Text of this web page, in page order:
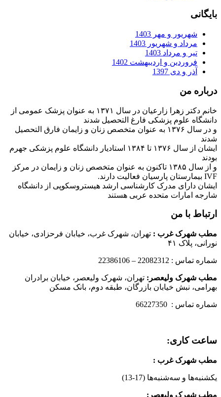
بایگانی
شهریور و مهر 1403
مرداد و شهریور 1403
تیر و مرداد 1403
فروردین و اردیبهشت 1402
آذر و دی 1397
درباره من
خانم دکتر زهرا زارعیان در سال ۱۳۷۱ به عنوان پزشک عمومی از
دانشگاه علوم پزشکی فارغ التحصیل شدند
و در سال ۱۳۷۶ به عنوان متخصص زنان و زایمان فارق التحصیل
شدند
ایشان از سال ۱۳۷۶ تا ۱۳۸۴ استادیار دانشگاه علوم پزشکی جهرم
بودند
و از سال ۱۳۸۵ تاکنون به عنوان متخصص زنان و زایمان در مرکز
IVF بیمارستان پارسیان فعالیت دارند.
ایشان دارای مدرک کارشناسی ارشد هیستروسکوپی از دانشگاه
شارجه امارات متحده عربی هستند
ارتباط با من
مطب شهرک غرب : تهران، شهرک غرب، خیابان فرحزادی، خیابان
نورانی، پلاک ۴۱
شماره تماس : 22082312 – 22386106
مطب شهرک ولیعصر: تهران، شهرک ولیعصر، خیابان برادران
بهرامی، نبش خیابان بازرگان، طبقه دوم، بانک مسکن
شماره تماس : 66227350
ساعت کاری:
مطب شهرک غرب :
یکشنبه‌ها و سه‌شنبه‌ها (17-13)
مطب شهرک ولیعصر: